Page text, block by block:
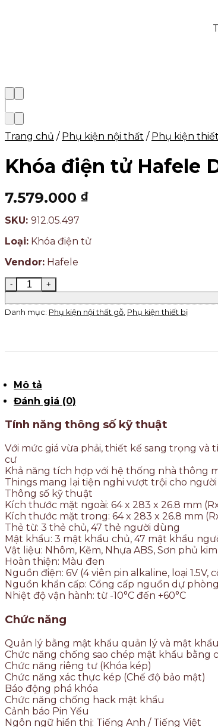
Trang chủ / Phụ kiện nội thất / Phụ kiện
Khóa điện tử Hafele
7.579.000 ₫
SKU: 912.05.497
Loại: Khóa điện tử
Vendor: Hafele
Danh mục: Phụ kiện nội thất gỗ Phụ kiện thiết bị
Mô tả
Đánh giá (0)
Tính năng thông số kỹ thuật
Với mức giá vừa phải, thiết kế sang trọng
cư
Khả năng tích hợp với hệ thống nhà thông
Things mang lại tiện nghi vượt trội cho
Thông số kỹ thuật
Kích thước mặt ngoài: 64 x 283 x 26.8 mm
Kích thước mặt trong: 64 x 283 x 26.8 mm
Thẻ từ: 3 thẻ chủ, 47 thẻ người dùng
Mật khẩu: 3 mật khẩu chủ, 47 mật khẩu
Vật liệu: Nhôm, Kẽm, Nhựa ABS, Sơn phủ
Hoàn thiện: Màu đen
Nguồn điện: 6V (4 viên pin alkaline, loại 1.5V,
Nguồn khẩn cấp: Cổng cấp nguồn dự
Nhiệt độ vận hành: từ -10°C đến +60°C
Chức năng
Quản lý bằng mật khẩu quản lý và mật
Chức năng chống sao chép mật khẩu bằng
Chức năng riêng tư (Khóa kép)
Chức năng xác thực kép (Chế độ bảo mật)
Báo động phá khóa
Chức năng chống hack mật khẩu
Cảnh báo Pin Yếu
Ngôn ngữ hiển thị: Tiếng Anh / Tiếng Việt